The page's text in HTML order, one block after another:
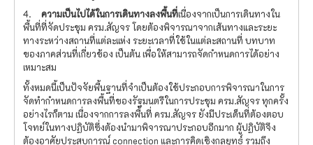
4. ความเป็นไปได้ในการเดินทางลงพื้นที่เนื่องจากเป็นการเดินทางใน
พื้นที่ที่จัดประชุม ครม.สัญจร โดยต้องพิจารณาจากเส้นทางและระยะ
ทางระหว่างสถานที่แต่ละแห่ง ระยะเวลาที่ใช้ในแต่ละสถานที่ บทบาท
ของภาคส่วนที่เกี่ยวข้อง เป็นต้น เพื่อให้สามารถจัดกำหนดการได้อย่าง
เหมาะสม
ทั้งหมดนี้เป็นปัจจัยพื้นฐานที่จำเป็นต้องใช้ประกอบการพิจารณาในการ
จัดทำกำหนดการลงพื้นที่ของรัฐมนตรีในการประชุม ครม.สัญจร ทุกครั้ง
อย่างไรก็ตาม เนื่องจากการลงพื้นที่ ครม.สัญจร ยังมีประเด็นที่ต้องตอบ
โจทย์ในทางปฏิบัติซึ่งต้องนำมาพิจารณาประกอบอีกมาก ผู้ปฏิบัติจึง
ต้องอาศัยประสบการณ์ connection และการคิดเชิงกลยุทธ์ รวมถึง